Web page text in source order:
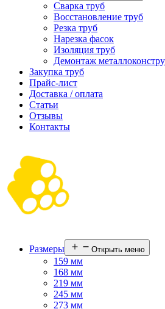
Сварка труб
Восстановление труб
Резка труб
Нарезка фасок
Изоляция труб
Демонтаж
Закупка труб
Прайс-лист
Доставка / оплата
Статьи
Отзывы
Контакты
Размеры Открыть меню
159 мм
168 мм
219 мм
245 мм
273 мм